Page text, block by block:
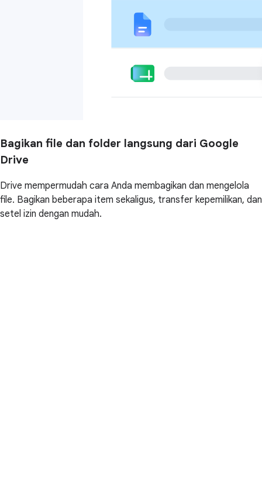
Bagikan file dan folder langsung dari Google
Drive
Drive mempermudah cara Anda membagikan dan mengelola
file. Bagikan beberapa item sekaligus, transfer kepemilikan, dan
setel izin dengan mudah.